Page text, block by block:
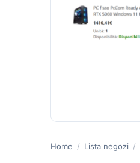
Home Lista negozi